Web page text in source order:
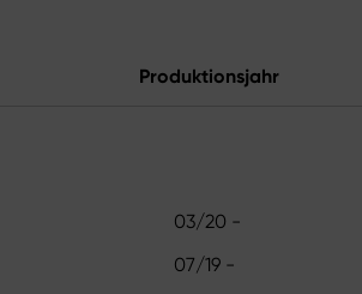
Produktionsjahr
03/20 -
07/19 -